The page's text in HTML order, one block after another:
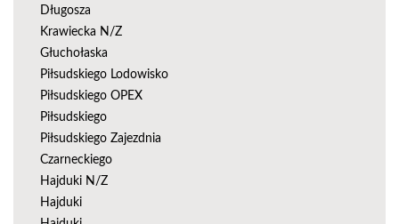
Długosza
Krawiecka N/Z
Głuchołaska
Piłsudskiego Lodowisko
Piłsudskiego OPEX
Piłsudskiego
Piłsudskiego Zajezdnia
Czarneckiego
Hajduki N/Z
Hajduki